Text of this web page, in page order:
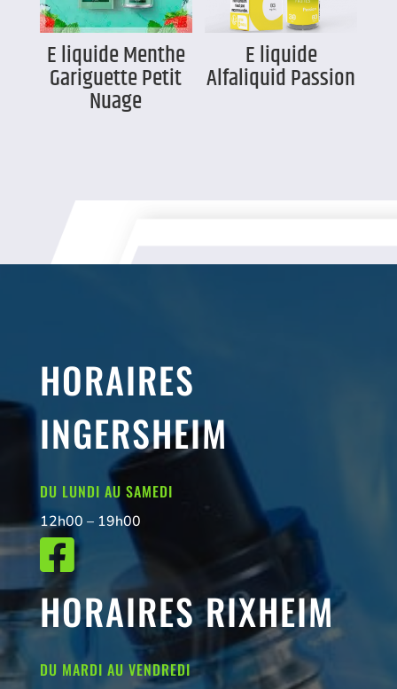
E liquide Menthe
Gariguette Petit
Nuage
E liquide
Alfaliquid Passion
HORAIRES
INGERSHEIM
DU LUNDI AU SAMEDI
12h00 – 19h00

HORAIRES RIXHEIM
DU MARDI AU VENDREDI